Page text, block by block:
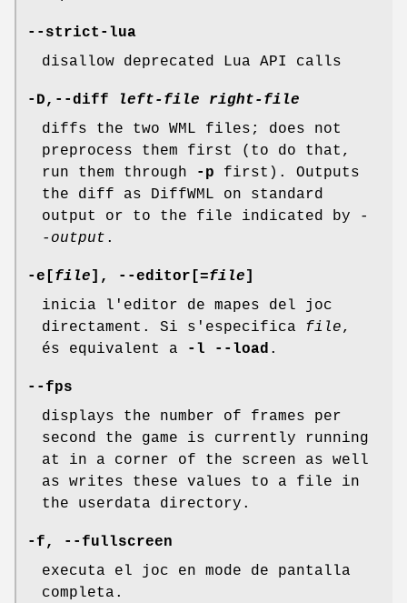
--strict-lua
disallow deprecated Lua API calls
-D,--diff left-file
right-file
diffs the two WML files; does not
preprocess them first (to do that,
run them through
-p first). Outputs
the diff as DiffWML on standard
output or to the file indicated by
-
-output .
-e[ file ], --editor[ =file
inicia l'editor de mapes del joc
directament. Si s'especifica file,
és equivalent a
-l --load .
--fps
displays the number of frames per
second the game is currently running
at in a corner of the screen as well
as writes these values to a file in
the userdata directory.
-f, --fullscreen
executa el joc en mode de pantalla
completa.